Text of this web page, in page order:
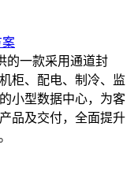
案
的一款采用通道封
柜、配电、制冷、监
小型数据中心，为客
品及交付，全面提升